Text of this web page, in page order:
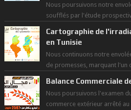
Nous poursuivons notre
soufflés par l'étude
Cartographie de
en Tunisie
Nous continuons notre
de promesses, marquant l'un
Balance Commerciale
Nous poursuivons l'examen
commerce extérieur arrêté